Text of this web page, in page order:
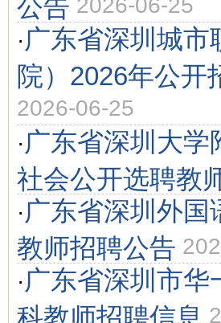
· 广东省深圳城
院）2026年公开
2026-06-25
· 广东省深圳大学
社会公开选聘教
· 广东省深圳外国
教师招聘公告
· 广东省深圳市
科教师招聘信息